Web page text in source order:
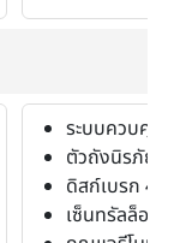
ระบบควบคุมก
ตัวถังนิรภัย
ดิสก์เบรก 4 ล้อ
เซ็นทรัลล็อค